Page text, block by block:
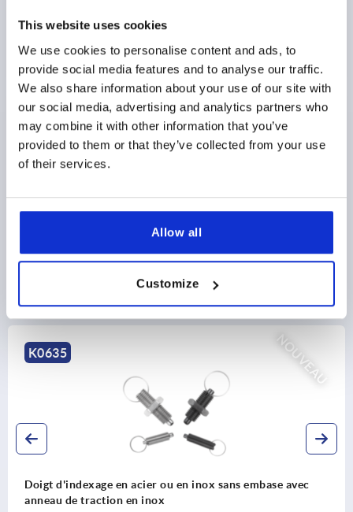
This website uses cookies
We use cookies to personalise content and ads, to
provide social media features and to analyse our traffic.
We also share information about your use of our site with
our social media, advertising and analytics partners who
may combine it with other information that you’ve
provided to them or that they’ve collected from your use
of their services.
Allow all
Customize
$64.82
DÉTAILS DU PRODUIT
CAD
TÉLÉCHARGEMENTS
Découvrez notre gamme de produits
NOUVEAU
K0635
Doigt d'indexage en acier ou en inox sans embase avec
anneau de traction en inox